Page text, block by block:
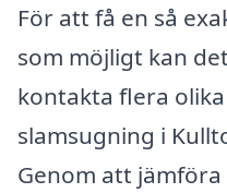
För att få en så
som möjligt kan
kontakta flera
slamsugning i
Genom att jämföra